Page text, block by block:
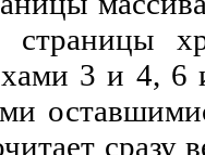
страницы
3 и 4, 6
сразу